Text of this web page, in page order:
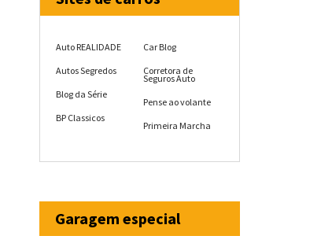
Auto REALIDADE
Autos Segredos
Blog da Série
BP Classicos
Car Blog
Corretora de
Seguros Auto
Pense ao volante
Primeira Marcha
Garagem especial